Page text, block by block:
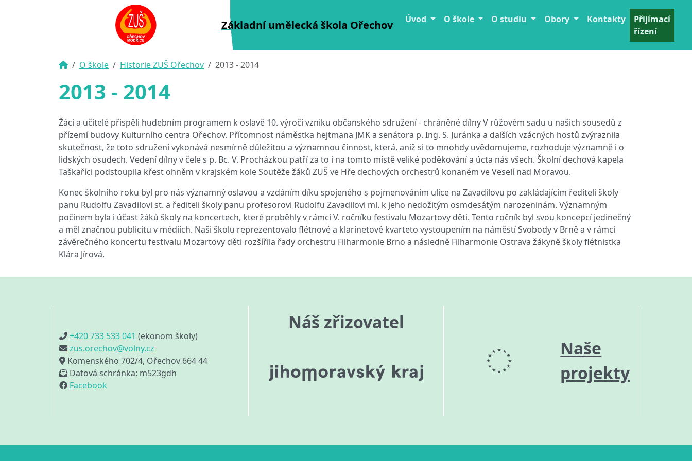
Základní umělecká škola Ořechov Úvod O škole O studiu Obory Kontakty
Přijímací
řízení
O škole Historie ZUŠ Ořechov 2013 - 2014
2013 - 2014
Žáci a učitelé přispěli hudebním programem k oslavě 10. výročí vzniku občanského sdružení - chráněné dílny V růžovém sadu u našich sousedů z
přízemí budovy Kulturního centra Ořechov. Přítomnost náměstka hejtmana JMK a senátora p. Ing. S. Juránka a dalších vzácných hostů zvýraznila
skutečnost, že toto sdružení vykonává nesmírně důležitou a významnou činnost, která, aniž si to mnohdy uvědomujeme, rozhoduje významně i o
lidských osudech. Vedení dílny v čele s p. Bc. V. Procházkou patří za to i na tomto místě veliké poděkování a úcta nás všech. Školní dechová kapela
Taškaříci podstoupila křest ohněm v krajském kole Soutěže žáků ZUŠ ve Hře dechových orchestrů konaném ve Veselí nad Moravou.
Konec školního roku byl pro nás významný oslavou a vzdáním díku spojeného s pojmenováním ulice na Zavadilovu po zakládajícím řediteli školy
panu Rudolfu Zavadilovi st. a řediteli školy panu profesorovi Rudolfu Zavadilovi ml. k jeho nedožitým osmdesátým narozeninám. Významným
počinem byla i účast žáků školy na koncertech, které proběhly v rámci V. ročníku festivalu Mozartovy děti. Tento ročník byl svou koncepcí jedinečný
a měl značnou publicitu v médiích. Naši školu reprezentovalo flétnové a klarinetové kvarteto vystoupením na náměstí Svobody v Brně a v rámci
závěrečného koncertu festivalu Mozartovy děti rozšířila řady orchestru Filharmonie Brno a následně Filharmonie Ostrava žákyně školy flétnistka
Klára Jírová.
+420 733 533 041 (ekonom školy)
zus.orechov@volny.cz
Komenského 702/4, Ořechov 664 44
Datová schránka: m523gdh
Facebook
Náš zřizovatel
Naše
projekty